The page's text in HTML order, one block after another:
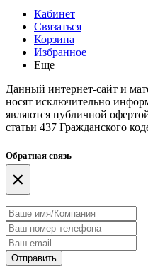
Кабинет
Связаться
Корзина
Избранное
Еще
Данный интернет-сайт и
носят исключительно
являются публичной
статьи 437 Гражданского
Обратная связь
×
Отправить